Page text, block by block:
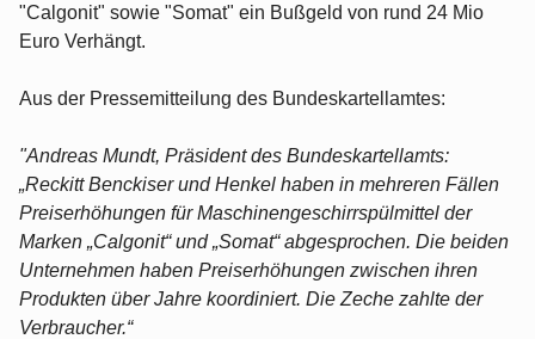
"Calgonit" sowie "Somat" ein Bußgeld von rund 24 Mio
Euro Verhängt.
Aus der Pressemitteilung des Bundeskartellamtes:
"Andreas Mundt, Präsident des Bundeskartellamts:
„Reckitt Benckiser und Henkel haben in mehreren Fällen
Preiserhöhungen für Maschinengeschirrspülmittel der
Marken „Calgonit“ und „Somat“ abgesprochen. Die beiden
Unternehmen haben Preiserhöhungen zwischen ihren
Produkten über Jahre koordiniert. Die Zeche zahlte der
Verbraucher.“